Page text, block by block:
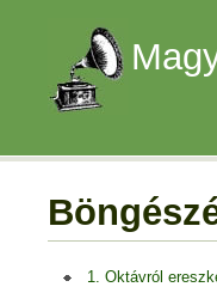
1. Oktávról